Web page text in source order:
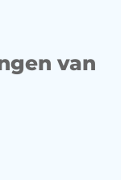
van